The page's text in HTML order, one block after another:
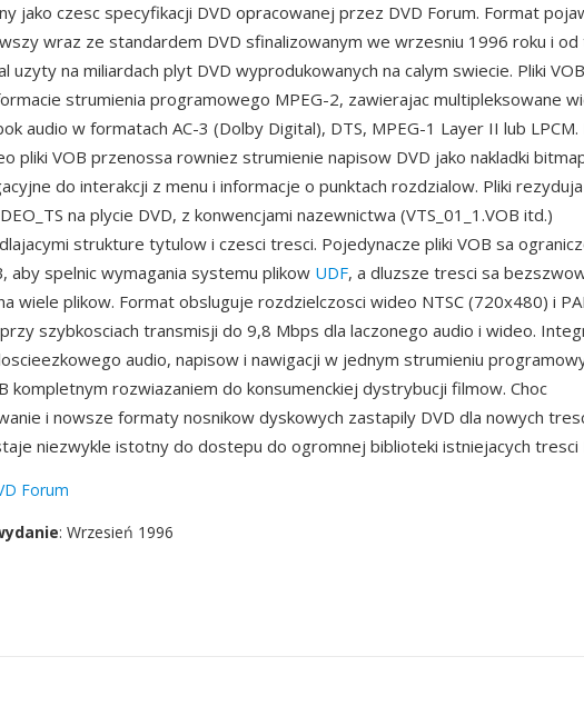
jako czesc specyfikacji DVD opracowanej przez DVD Forum. Format
wraz ze standardem DVD sfinalizowanym we wrzesniu 1996 roku i od
uzyty na miliardach plyt DVD wyprodukowanych na calym swiecie. Pliki
strumienia programowego MPEG-2, zawierajac multipleksowane
audio w formatach AC-3 (Dolby Digital), DTS, MPEG-1 Layer II lub LPCM.
pliki VOB przenossa rowniez strumienie napisow DVD jako nakladki
do interakcji z menu i informacje o punktach rozdzialow. Pliki
na plycie DVD, z konwencjami nazewnictwa (VTS_01_1.VOB itd.)
strukture tytulow i czesci tresci. Pojedynacze pliki VOB sa
aby spelnic wymagania systemu plikow UDF, a dluzsze tresci sa
wiele plikow. Format obsluguje rozdzielczosci wideo NTSC (720x480) i
szybkosciach transmisji do 9,8 Mbps dla laczonego audio i wideo.
audio, napisow i nawigacji w jednym strumieniu
kompletnym rozwiazaniem do konsumenckiej dystrybucji filmow. Choc
i nowsze formaty nosnikow dyskowych zastapily DVD dla nowych
niezwykle istotny do dostepu do ogromnej biblioteki istniejacych tresci
Forum
: Wrzesień 1996